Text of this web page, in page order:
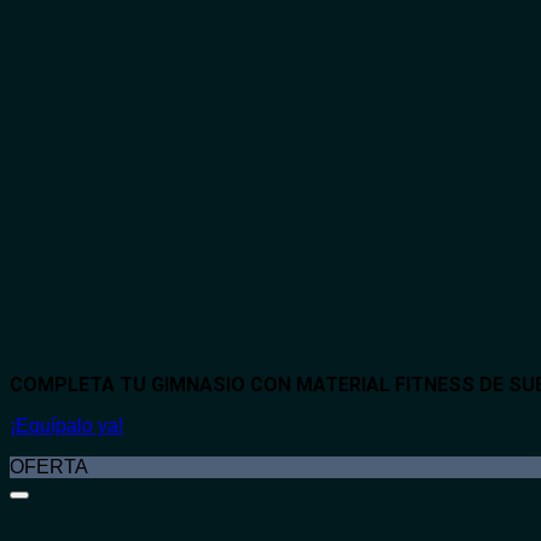
COMPLETA TU GIMNASIO CON MATERIAL FITNESS DE
¡Equípalo ya!
OFERTA